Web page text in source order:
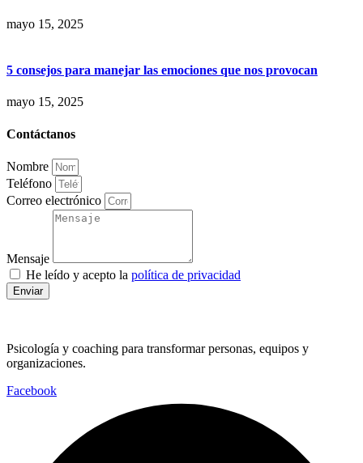
mayo 15, 2025
5 consejos para manejar las emociones que nos provocan
mayo 15, 2025
Contáctanos
Nombre
Teléfono
Correo electrónico
Mensaje
He leído y acepto la política de privacidad
Enviar
Psicología y coaching para transformar personas, equipos y
organizaciones.
Facebook